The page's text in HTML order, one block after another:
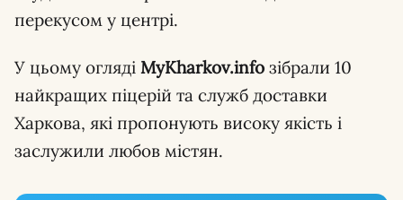
перекусом у центрі.
У цьому огляді MyKharkov.info зібрали 10
найкращих піцерій та служб доставки
Харкова, які пропонують високу якість і
заслужили любов містян.